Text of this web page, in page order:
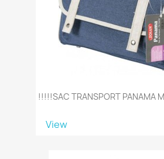
!!!!!SAC TRANSPORT PANAMA
View